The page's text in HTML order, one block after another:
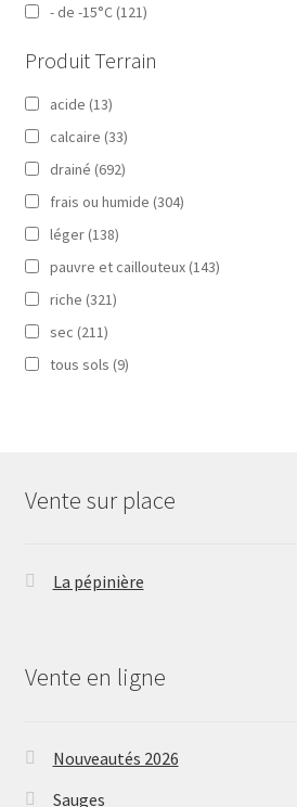
- de -15°C (121)
Produit Terrain
acide (13)
calcaire (33)
drainé (692)
frais ou humide (304)
léger (138)
pauvre et caillouteux (143)
riche (321)
sec (211)
tous sols (9)
Vente sur place
La pépinière
Vente en ligne
Nouveautés 2026
Sauges